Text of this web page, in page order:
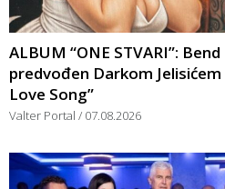
ALBUM “ONE STVARI”:
predvođen Darkom
Love Song”
Valter Portal 07.08.2026